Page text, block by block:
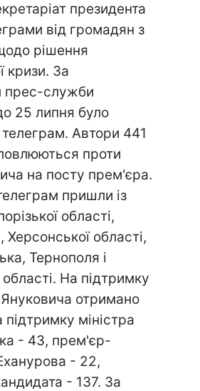
президента
від громадян з
рішення
кризи. За
прес-служби
25 липня було
Автори 441
проти
на посту прем'єра.
пришли із
області,
області,
Тернополя і
області. На підтримку
отримано
міністра
- 43, прем'єр-
- 22,
- 137. За